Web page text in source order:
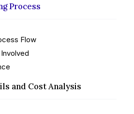
Process
Flow
and Cost Analysis